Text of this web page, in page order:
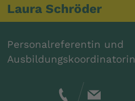
Laura Schröder
Personalreferentin und
Ausbildungskoordinatorin